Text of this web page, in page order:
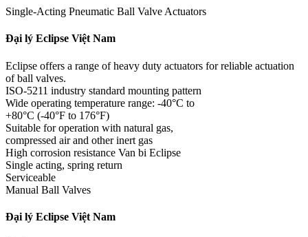
Single-Acting Pneumatic Ball Valve Actuators
Đại lý Eclipse Việt Nam
Eclipse offers a range of heavy duty actuators for reliable actuation
of ball valves.
ISO-5211 industry standard mounting pattern
Wide operating temperature range: -40°C to
+80°C (-40°F to 176°F)
Suitable for operation with natural gas,
compressed air and other inert gas
High corrosion resistance Van bi Eclipse
Single acting, spring return
Serviceable
Manual Ball Valves
Đại lý Eclipse Việt Nam